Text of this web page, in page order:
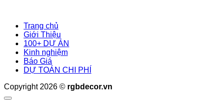
Trang chủ
Giới Thiệu
100+ DỰ ÁN
Kinh nghiệm
Báo Giá
DỰ TOÁN CHI PHÍ
Copyright 2026 © rgbdecor.vn